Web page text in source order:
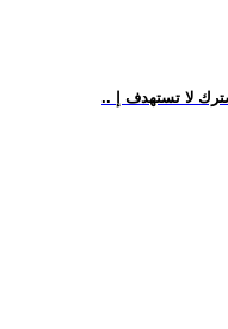
لا تستهدف إ